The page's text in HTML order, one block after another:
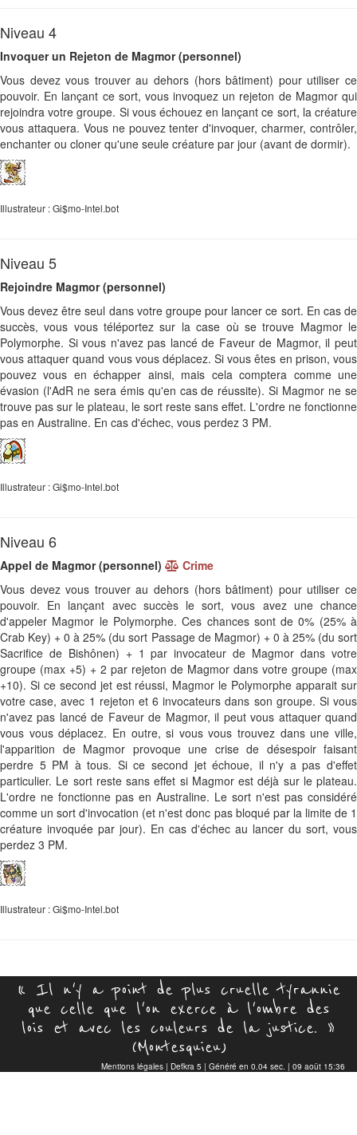
Niveau 4
Invoquer un Rejeton de Magmor (personnel)
Vous devez vous trouver au dehors (hors bâtiment) pour utiliser ce
pouvoir. En lançant ce sort, vous invoquez un rejeton de Magmor qui
rejoindra votre groupe. Si vous échouez en lançant ce sort, la créature
vous attaquera. Vous ne pouvez tenter d'invoquer, charmer, contrôler,
enchanter ou cloner qu'une seule créature par jour (avant de dormir).
Illustrateur : Gi$mo-Intel.bot
Niveau 5
Rejoindre Magmor (personnel)
Vous devez être seul dans votre groupe pour lancer ce sort. En cas de
succès, vous vous téléportez sur la case où se trouve Magmor le
Polymorphe. Si vous n'avez pas lancé de Faveur de Magmor, il peut
vous attaquer quand vous vous déplacez. Si vous êtes en prison, vous
pouvez vous en échapper ainsi, mais cela comptera comme une
évasion (l'AdR ne sera émis qu'en cas de réussite). Si Magmor ne se
trouve pas sur le plateau, le sort reste sans effet. L'ordre ne fonctionne
pas en Australine. En cas d'échec, vous perdez 3 PM.
Illustrateur : Gi$mo-Intel.bot
Niveau 6
Appel de Magmor (personnel)
Crime
Vous devez vous trouver au dehors (hors bâtiment) pour utiliser ce
pouvoir. En lançant avec succès le sort, vous avez une chance
d'appeler Magmor le Polymorphe. Ces chances sont de 0% (25% à
Crab Key) + 0 à 25% (du sort Passage de Magmor) + 0 à 25% (du sort
Sacrifice de Bishônen) + 1 par invocateur de Magmor dans votre
groupe (max +5) + 2 par rejeton de Magmor dans votre groupe (max
+10). Si ce second jet est réussi, Magmor le Polymorphe apparait sur
votre case, avec 1 rejeton et 6 invocateurs dans son groupe. Si vous
n'avez pas lancé de Faveur de Magmor, il peut vous attaquer quand
vous vous déplacez. En outre, si vous vous trouvez dans une ville,
l'apparition de Magmor provoque une crise de désespoir faisant
perdre 5 PM à tous. Si ce second jet échoue, il n'y a pas d'effet
particulier. Le sort reste sans effet si Magmor est déjà sur le plateau.
L'ordre ne fonctionne pas en Australine. Le sort n'est pas considéré
comme un sort d'invocation (et n'est donc pas bloqué par la limite de 1
créature invoquée par jour). En cas d'échec au lancer du sort, vous
perdez 3 PM.
Illustrateur : Gi$mo-Intel.bot
« Il n'y a point de plus cruelle tyrannie
que celle que l'on exerce à l'ombre des
lois et avec les couleurs de la justice. »
(Montesquieu)
Mentions légales | Defkra 5 | Généré en 0.04 sec. | 09 août 15:36